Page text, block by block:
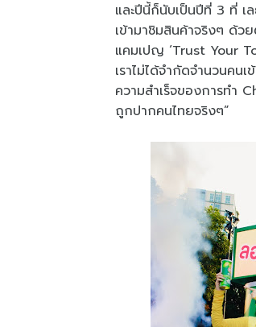
และปีนี้ก็นับเป็นปีที่ 3 ที่
เข้ามาชิมสินค้าจริงๆ ด้ว
แคมเปญ ‘Trust Your
เราไม่ได้จำกัดจำนวนค
ความสำเร็จของการทำ
ถูกปากคนไทยจริงๆ”